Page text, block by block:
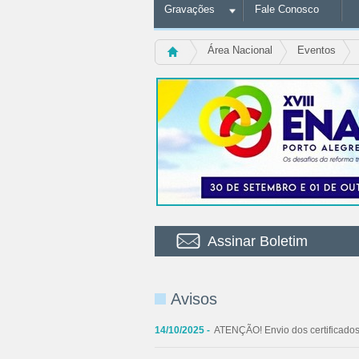
Gravações Fale Conosco
Área Nacional Eventos
Assinar Boletim
Avisos
14/10/2025 - ATENÇÃO! Envio dos